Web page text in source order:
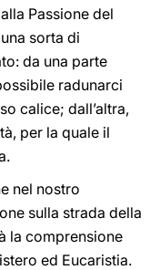
Passione del
sorta di
da una parte
radunarci
calice; dall’altra,
per la quale il
nel nostro
sulla strada della
la comprensione
ed Eucaristia.